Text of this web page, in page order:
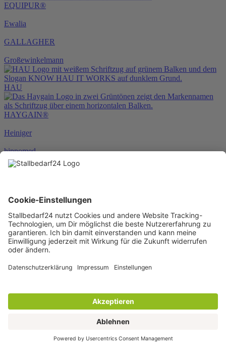
EQUIPUR®
Ewalia
GALLAGHER
Großewinkelmann
HAU
HAYGAIN®
Heiniger
hippomed
HKM
HORSEWARE®
JOSERA
Karlie
KENTUCKY®
KERBL